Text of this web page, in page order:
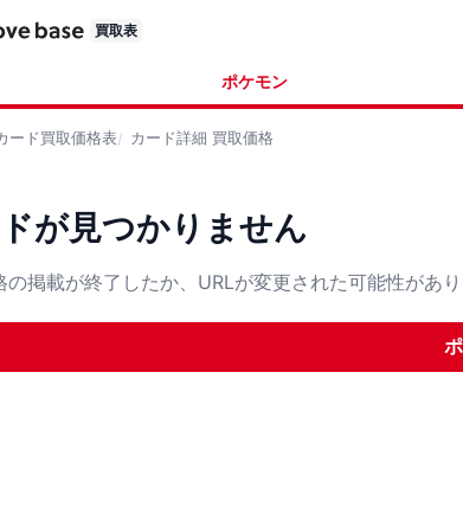
買取表
ポケモン
ード買取価格表 カード詳細 買取価格
が見つかりません
の掲載が終了したか、URLが変更された可能性があり